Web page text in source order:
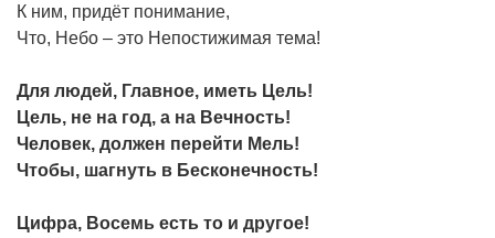
К ним, придёт понимание,
Что, Небо – это Непостижимая тема!
Для людей, Главное, иметь Цель!
Цель, не на год, а на Вечность!
Человек, должен перейти Мель!
Чтобы, шагнуть в Бесконечность!
Цифра, Восемь есть то и другое!